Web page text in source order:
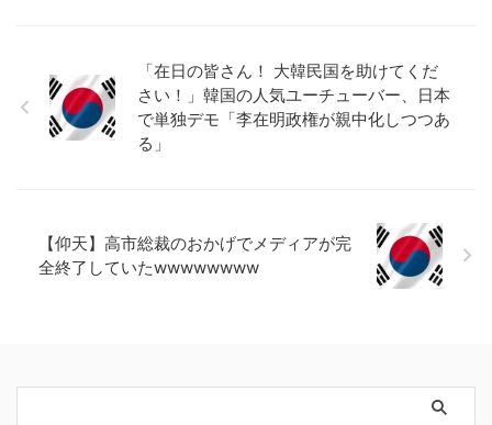
「在日の皆さん！ 大韓民国を助けてくだ
さい！」韓国の人気ユーチューバー、日本
で単独デモ「李在明政権が親中化しつつあ
る」
【仰天】高市総裁のおかげでメディアが完
全終了していたwwwwwwww